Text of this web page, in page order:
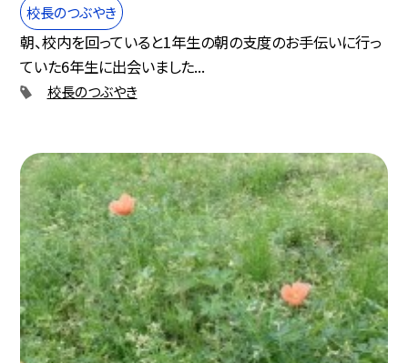
校長のつぶやき
朝、校内を回っていると1年生の朝の支度のお手伝いに行っ
ていた6年生に出会いました...
校長のつぶやき